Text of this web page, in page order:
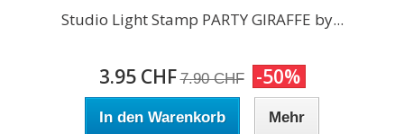
Studio Light Stamp PARTY GIRAFFE by...
3.95 CHF 7.90 CHF -50%
In den Warenkorb Mehr